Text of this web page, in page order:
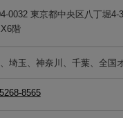
0032 東京都中央区八丁堀
階
埼玉、神奈川、千葉、全国
8565